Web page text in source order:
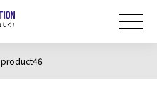
product46